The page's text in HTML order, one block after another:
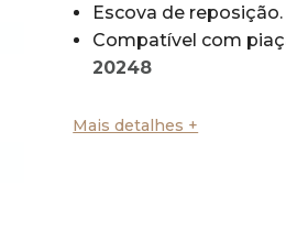
Escova de reposição.
Compatível com
20248
20250
Mais detalhes +